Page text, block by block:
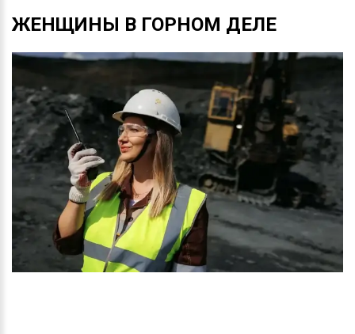
ЖЕНЩИНЫ В ГОРНОМ ДЕЛЕ